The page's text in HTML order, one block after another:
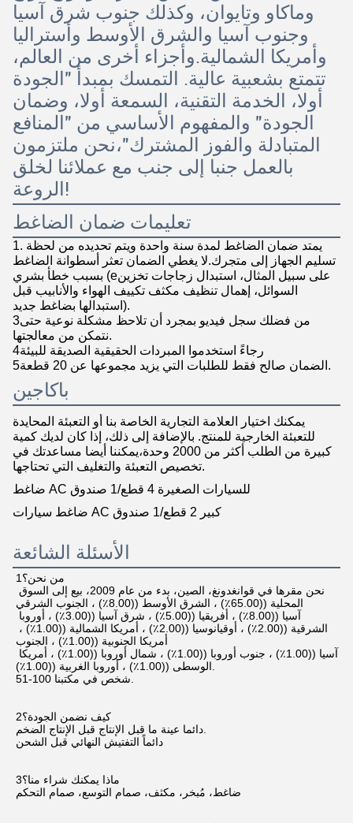
وماكاو وتايوان، وكذلك جنوب شرق آسيا
وجنوب آسيا والشرق الأوسط وأستراليا
وأمريكا الشمالية.وأجزاء أخرى من العالم،
تتمتع بشعبية عالية. التمسك بمبدأ "الجودة
أولا، الخدمة التقنية، السمعة أولا، وضمان
الجودة" والمفهوم الأساسي من "المنافع
المتبادلة والفوز المشترك"،نحن ملتزمون
بالعمل جنبا إلى جنب مع عملائنا لخلق
الروعة!
تعليمات ضمان الضاغط
1. يمتد ضمان الضاغط لمدة سنة واحدة ويتم تحديده من لحظة
تسليم الجهاز إلى متجرك.لا يغطي الضمان تعثر أسطوانة الضاغط
بسبب خطأ بشري (eعلى سبيل المثال، استبدال زجاجات تخزين
السوائل، إهمال تنظيف مكثف تكييف الهواء والأنابيب قبل
استبدالها بضاغط جديد).
3من فضلك سجل فيديو بمجرد أن تلاحظ مشكلة نوعية حتى
نتمكن من معالجتها.
4رجاءً استخدموا المبردات الحقيقية الصديقة للبيئة
5الضمان صالح فقط للطلبات التي يزيد مجموعها عن 20 قطعة.
باكاجين
يمكنك اختيار العلامة التجارية الخاصة بنا أو التعبئة المحايدة
للتعبئة الخارجية للمنتج. بالإضافة إلى ذلك، إذا كان لديك كمية
كبيرة من الطلب أكثر من 2000 وحدة،يمكننا أيضا مساعدتك في
تخصيص التعبئة والتغليف التي تحتاجها.
ضاغط AC للسيارات الصغيرة 4 قطع/1 صندوق
ضاغط سيارات AC كبير 2 قطع/1 صندوق
الأسئلة الشائعة
1من نحن؟
المحلية ((65.00٪) ، الشرق الأوسط ((8.00٪) ، الجنوب الشرقي
أمريكا الجنوبية ((1.00٪) ، الجنوب
2كيف نضمن الجودة؟
دائماً التفتيش النهائي قبل الشحن
3ماذا يمكنك شراء منا؟
ضاغط، مُبخر، مكثف، صمام التوسع، صمام التحكم